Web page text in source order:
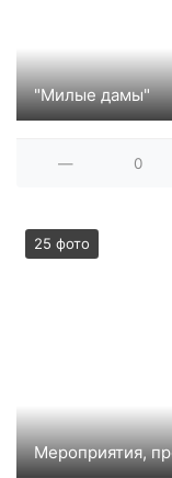
"Милые дамы"
— 0
25 фото